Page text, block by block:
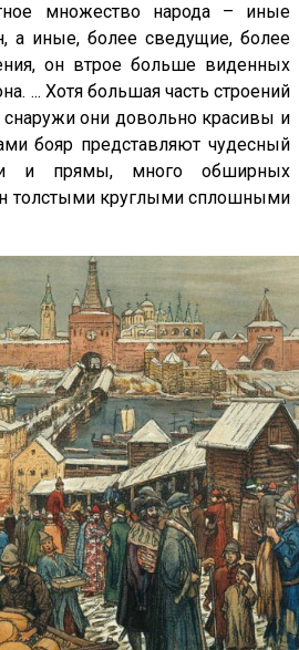
множество народа – иные
а иные, более сведущие, более
он втрое больше виденных
... Хотя большая часть строений
снаружи они довольно красивы и
бояр представляют чудесный
и прямы, много обширных
толстыми круглыми сплошными